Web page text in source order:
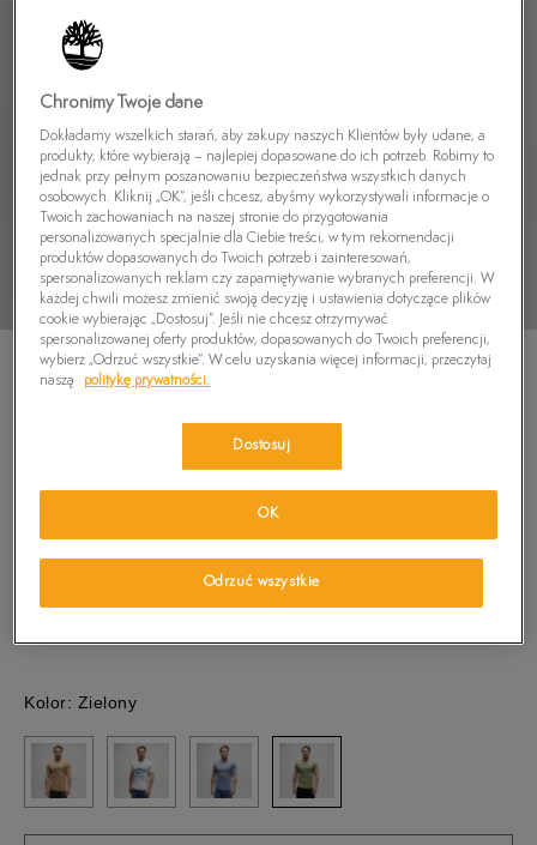
TIMBERLAND T-SHIRT WATER STACK LOGO
SHORT SLEEVE TEE
(najniższa cena z 30 dni przed obniżką)
129,99zł
Kolor: Zielony
Chronimy Twoje dane
Dokładamy wszelkich starań, aby zakupy naszych Klientów były udane, a
produkty, które wybierają – najlepiej dopasowane do ich potrzeb. Robimy to
jednak przy pełnym poszanowaniu bezpieczeństwa wszystkich danych
osobowych. Kliknij „OK”, jeśli chcesz, abyśmy wykorzystywali informacje o
Twoich zachowaniach na naszej stronie do przygotowania
personalizowanych specjalnie dla Ciebie treści, w tym rekomendacji
produktów dopasowanych do Twoich potrzeb i zainteresowań,
spersonalizowanych reklam czy zapamiętywanie wybranych preferencji. W
każdej chwili możesz zmienić swoją decyzję i ustawienia dotyczące plików
cookie wybierając „Dostosuj”. Jeśli nie chcesz otrzymywać
spersonalizowanej oferty produktów, dopasowanych do Twoich preferencji,
wybierz „Odrzuć wszystkie”. W celu uzyskania więcej informacji, przeczytaj
naszą
politykę prywatności.
Dostosuj
Odrzuć wszystkie
OK